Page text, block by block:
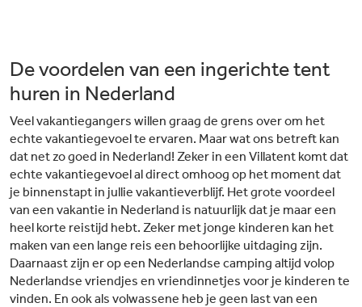
De voordelen van een ingerichte tent
huren in Nederland
Veel vakantiegangers willen graag de grens over om het
echte vakantiegevoel te ervaren. Maar wat ons betreft kan
dat net zo goed in Nederland! Zeker in een Villatent komt dat
echte vakantiegevoel al direct omhoog op het moment dat
je binnenstapt in jullie vakantieverblijf. Het grote voordeel
van een vakantie in Nederland is natuurlijk dat je maar een
heel korte reistijd hebt. Zeker met jonge kinderen kan het
maken van een lange reis een behoorlijke uitdaging zijn.
Daarnaast zijn er op een Nederlandse camping altijd volop
Nederlandse vriendjes en vriendinnetjes voor je kinderen te
vinden. En ook als volwassene heb je geen last van een